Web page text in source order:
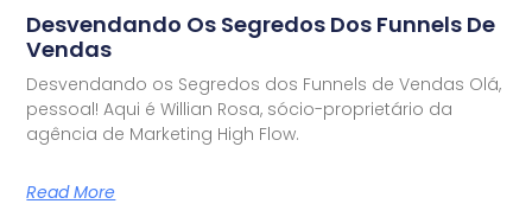
Desvendando Os Segredos Dos Funnels De
Vendas
Desvendando os Segredos dos Funnels de Vendas Olá,
pessoal! Aqui é Willian Rosa, sócio-proprietário da
agência de Marketing High Flow.
Read More